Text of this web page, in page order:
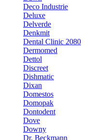
Deco Industrie
Deluxe
Delverde
Denkmit
Dental Clinic 2080
Dermomed
Dettol
Discreet
Dishmatic
Dixan
Domestos
Domopak
Dontodent
Dove
Downy
Dr. Beckmann